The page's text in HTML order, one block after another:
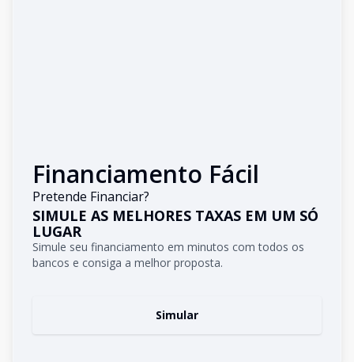
Financiamento Fácil
Pretende Financiar?
SIMULE AS MELHORES TAXAS EM UM SÓ
LUGAR
Simule seu financiamento em minutos com todos os
bancos e consiga a melhor proposta.
Simular